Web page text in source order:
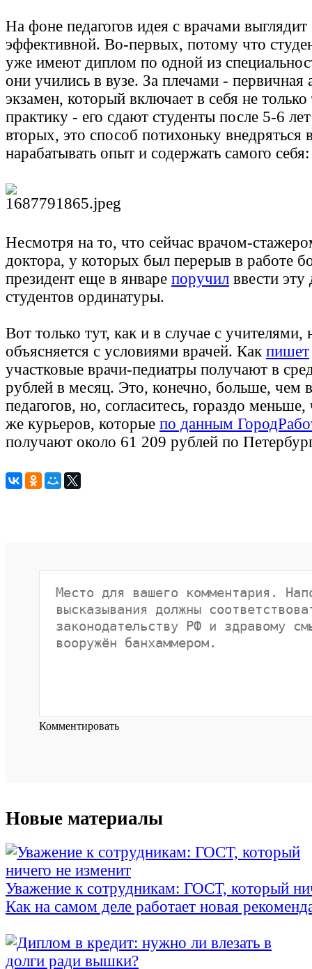
На фоне педагогов идея с врачами выглядит
эффективной. Во-первых, потому что
уже имеют диплом по одной из
они учились в вузе. За плечами - первичная
экзамен, который включает в себя не
практику - его сдают студенты после 5-6
вторых, это способ потихоньку внедряться
нарабатывать опыт и содержать самого
Несмотря на то, что сейчас врачом-
доктора, у которых был перерыв в работе
президент еще в январе поручил ввести
студентов ординатуры.
Вот только тут, как и в случае с учителями,
объясняется с условиями врачей. Как пишет
участковые врачи-педиатры получают в
рублей в месяц. Это, конечно, больше, чем
педагогов, но, согласитесь, гораздо меньше,
же курьеров, которые по данным
получают около 61 209 рублей по
Комментировать
Новые материалы
Уважение к сотрудникам: ГОСТ, который
Как на самом деле работает новая